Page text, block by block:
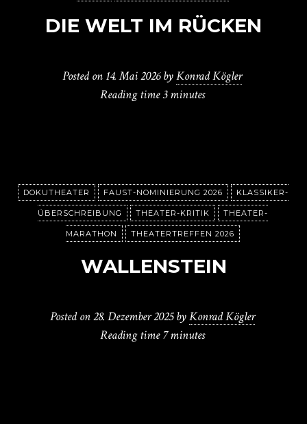
DIE WELT IM RÜCKEN
Posted on 14. Mai 2026 byKonrad Kögler
Reading time3 minutes
DOKUTHEATER FAUST-NOMINIERUNG 2026 KLASSIKER-
ÜBERSCHREIBUNG THEATER-KRITIK THEATER-
MARATHON THEATERTREFFEN 2026
WALLENSTEIN
Posted on28. Dezember 2025 byKonrad Kögler
Reading time7 minutes